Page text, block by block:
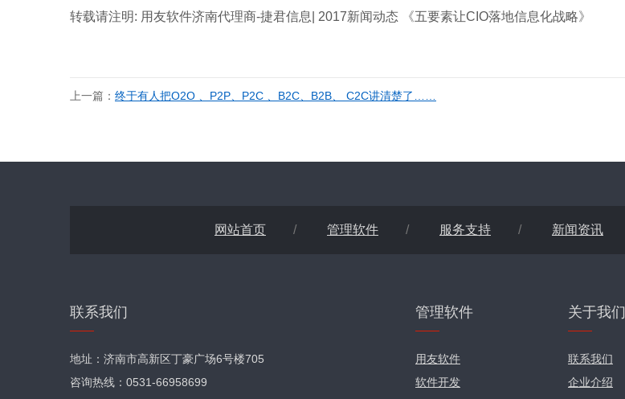
转载请注明: 用友软件济南代理商-捷君信息 | 2017新闻动态 《五要素让CIO落地信息化战略》
上一篇： 终于有人把O2O 、P2P、P2C 、B2C、B2B、 C2C讲清楚了……
网站首页 / 管理软件 / 服务支持 / 新闻资讯
联系我们
地址：济南市高新区丁豪广场6号楼705
咨询热线：0531-66958699
管理软件
用友软件
软件开发
关于我们
联系我们
企业介绍